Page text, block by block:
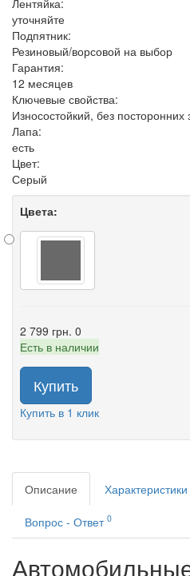
уточняйте
Подпятник:
Резиновый/ворсовой на выбор
Гарантия:
12 месяцев
Ключевые свойства:
Износостойкий, без посторонних
Лапа:
есть
Цвет:
Серый
Цвета:
2 799 грн. 0
Есть в наличии
Купить
Купить в 1 клик
Описание Характеристики
Вопрос - Ответ 0